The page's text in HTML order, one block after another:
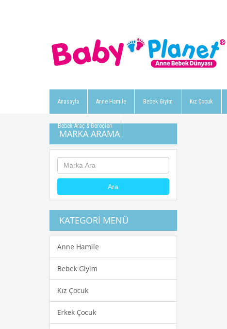
Anasayfa Anne Hamile Bebek Giyim Kız Çocuk
Bebek Araç & Gereçleri
MARKA ARAMA
Ara
KATEGORI MENÜ
Anne Hamile
Bebek Giyim
Kız Çocuk
Erkek Çocuk